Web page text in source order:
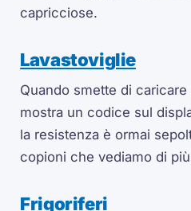
capricciose.
Lavastoviglie
Quando smette di
mostra un codice sul
la resistenza è ormai
copioni che vediamo di
Frigoriferi